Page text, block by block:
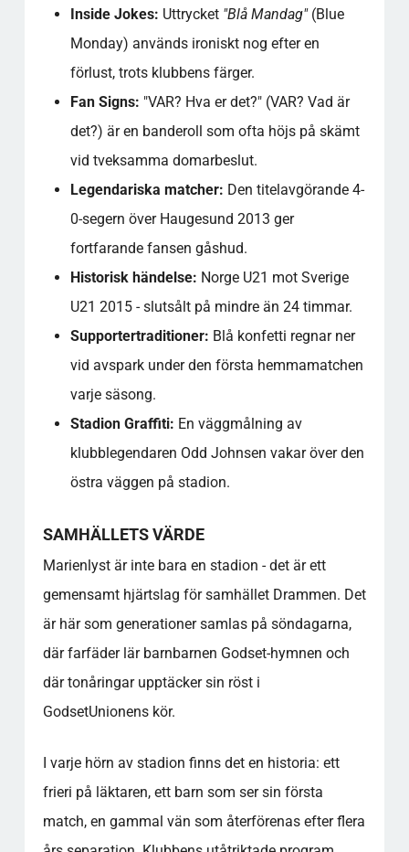
Inside Jokes: Uttrycket "Blå Mandag"(Blue
Monday) används ironiskt nog efter en
förlust, trots klubbens färger.
Fan Signs: "VAR? Hva er det?" (VAR? Vad är
det?) är en banderoll som ofta höjs på skämt
vid tveksamma domarbeslut.
Legendariska matcher: Den titelavgörande 4-
0-segern över Haugesund 2013 ger
fortfarande fansen gåshud.
Historisk händelse: Norge U21 mot Sverige
U21 2015 - slutsålt på mindre än 24 timmar.
Supportertraditioner: Blå konfetti regnar ner
vid avspark under den första hemmamatchen
varje säsong.
Stadion Graffiti: En väggmålning av
klubblegendaren Odd Johnsen vakar över den
östra väggen på stadion.
SAMHÄLLETS VÄRDE
Marienlyst är inte bara en stadion - det är ett
gemensamt hjärtslag för samhället Drammen. Det
är här som generationer samlas på söndagarna,
där farfäder lär barnbarnen Godset-hymnen och
där tonåringar upptäcker sin röst i
GodsetUnionens kör.
I varje hörn av stadion finns det en historia: ett
frieri på läktaren, ett barn som ser sin första
match, en gammal vän som återförenas efter flera